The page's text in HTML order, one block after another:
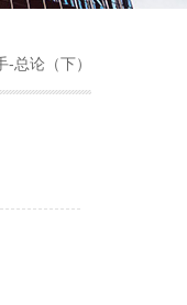
总论（下）